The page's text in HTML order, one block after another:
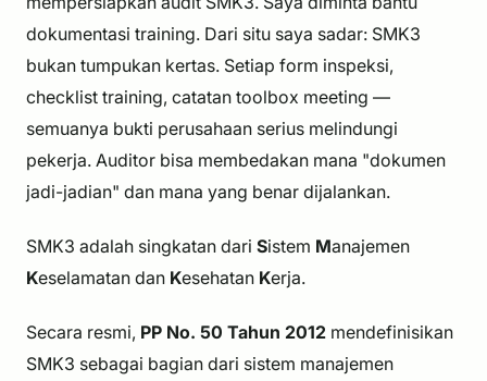
dokumentasi training. Dari situ saya sadar: SMK3
bukan tumpukan kertas. Setiap form inspeksi,
checklist training, catatan toolbox meeting —
semuanya bukti perusahaan serius melindungi
pekerja. Auditor bisa membedakan mana "dokumen
jadi-jadian" dan mana yang benar dijalankan.
SMK3 adalah singkatan dari Sistem Manajemen
Keselamatan dan Kesehatan Kerja.
Secara resmi, PP No. 50 Tahun 2012 mendefinisikan
SMK3 sebagai bagian dari sistem manajemen